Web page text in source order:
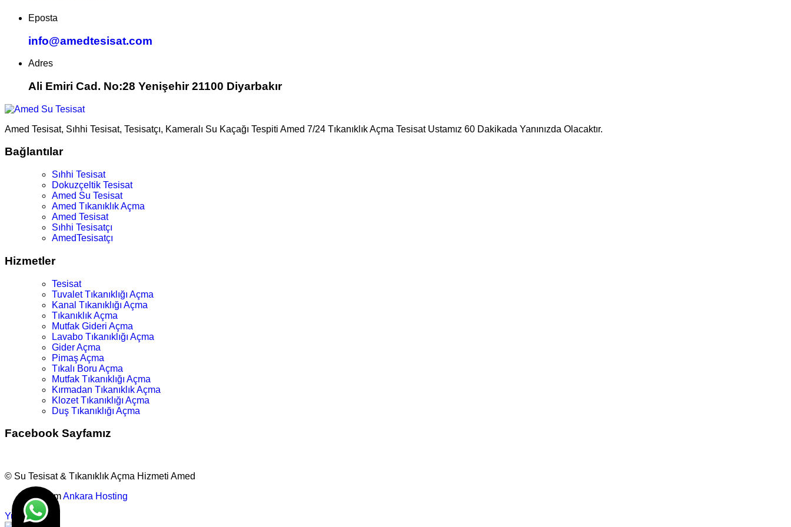
Eposta
info@amedtesisat.com
Adres
Ali Emiri Cad. No:28 Yenişehir 21100 Diyarbakır
Amed Tesisat, Sıhhi Tesisat, Tesisatçı, Kameralı Su Kaçağı Tespiti Amed 7/24 Tıkanıklık Açma Tesisat Ustamız 60 Dakikada Yanınızda Olacaktır.
Bağlantılar
Sıhhi Tesisat
Dokuzçeltik Tesisat
Amed Su Tesisat
Amed Tıkanıklık Açma
Amed Tesisat
Sıhhi Tesisatçı
AmedTesisatçı
Hizmetler
Tesisat
Tuvalet Tıkanıklığı Açma
Kanal Tıkanıklığı Açma
Tıkanıklık Açma
Mutfak Gideri Açma
Lavabo Tıkanıklığı Açma
Gider Açma
Pimaş Açma
Tıkalı Boru Açma
Mutfak Tıkanıklığı Açma
Kırmadan Tıkanıklık Açma
Klozet Tıkanıklığı Açma
Duş Tıkanıklığı Açma
Facebook Sayfamız
© Su Tesisat & Tıkanıklık Açma Hizmeti Amed
TasarımAnkara Hosting
Yukarı